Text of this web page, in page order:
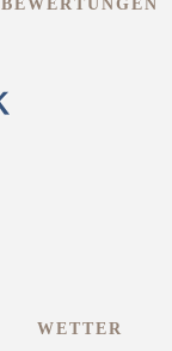
BEWERTUNGEN
WETTER